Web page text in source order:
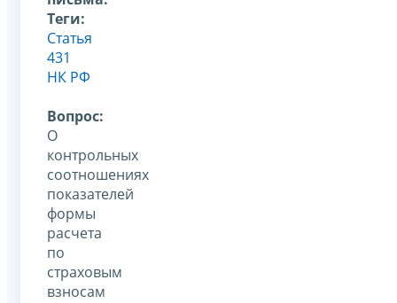
Теги:
Статья
431
НК РФ
Вопрос:
О
контрольных
соотношениях
показателей
формы
расчета
по
страховым
взносам